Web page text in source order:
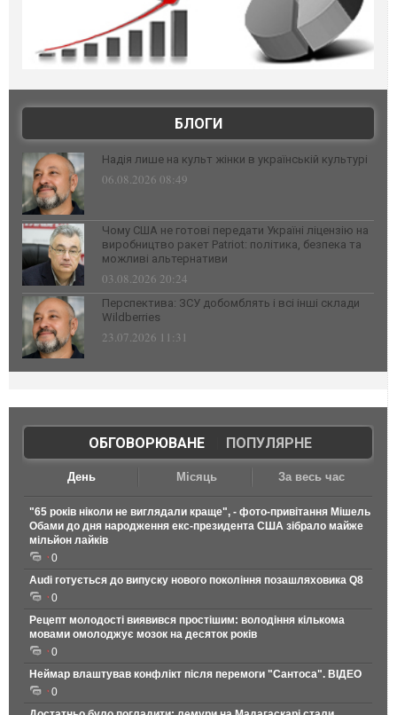
БЛОГИ
Надія лише на культ жінки в українській культурі
06.08.2026 08:49
Чому США не готові передати Україні ліцензію на
виробництво ракет Patriot: політика, безпека та
можливі альтернативи
03.08.2026 20:24
Перспектива: ЗСУ добомблять і всі інші склади
Wildberries
23.07.2026 11:31
ОБГОВОРЮВАНЕ| ПОПУЛЯРНЕ
День Місяць За весь час
"65 років ніколи не виглядали краще", - фото-привітання Мішель
Обами до дня народження екс-президента США зібрало майже
мільйон лайків
0
Audi готується до випуску нового покоління позашляховика Q8
0
Рецепт молодості виявився простішим: володіння кількома
мовами омолоджує мозок на десяток років
0
Неймар влаштував конфлікт після перемоги "Сантоса". ВІДЕО
0